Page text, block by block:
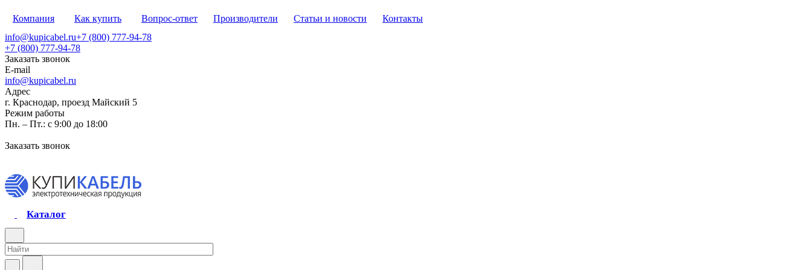
Компания Как купить Вопрос-ответ Производители Статьи и новости
Контакты
info@kupicabel.ru+7 (800) 777-94-78
+7 (800) 777-94-78
Заказать звонок
E-mail
info@kupicabel.ru
Адрес
г. Краснодар, проезд Майский 5
Режим работы
Пн. – Пт.: с 9:00 до 18:00
Заказать звонок
Каталог